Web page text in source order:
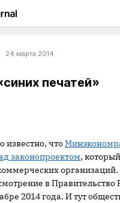
24 марта 2014
печатей»
известно, что
законопроектом,
в Правительство
2014 года. И тут